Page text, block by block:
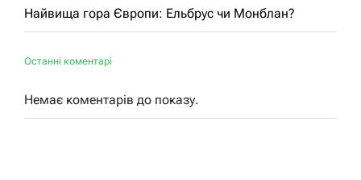
Найвища гора Європи: Ельбрус чи Монблан?
Останні коментарі
Немає коментарів до показу.